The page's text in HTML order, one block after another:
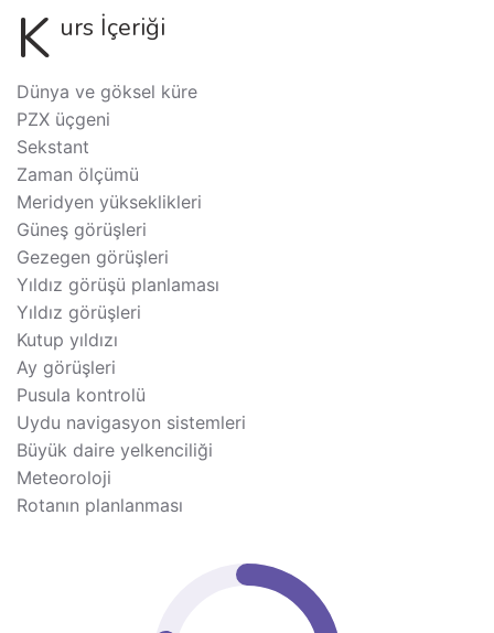
K urs İçeriği
Dünya ve göksel küre
PZX üçgeni
Sekstant
Zaman ölçümü
Meridyen yükseklikleri
Güneş görüşleri
Gezegen görüşleri
Yıldız görüşü planlaması
Yıldız görüşleri
Kutup yıldızı
Ay görüşleri
Pusula kontrolü
Uydu navigasyon sistemleri
Büyük daire yelkenciliği
Meteoroloji
Rotanın planlanması